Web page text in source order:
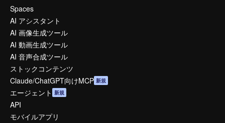
Spaces
AI アシスタント
AI 画像生成ツール
AI 動画生成ツール
AI 音声合成ツール
ストックコンテンツ
Claude/ChatGPT向けMCP 新規
エージェント 新規
API
モバイルアプリ